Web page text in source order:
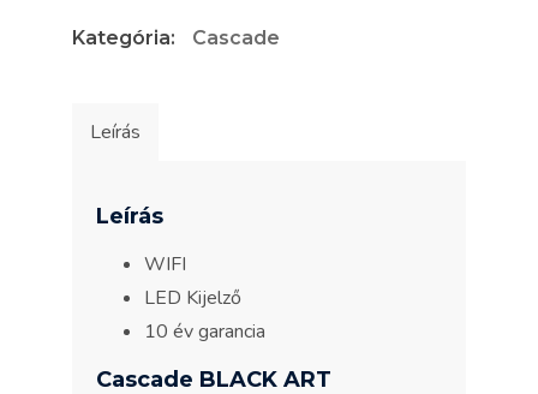
mennyiség
Kategória: Cascade
Leírás
Leírás
WIFI
LED Kijelző
10 év garancia
Cascade BLACK ART